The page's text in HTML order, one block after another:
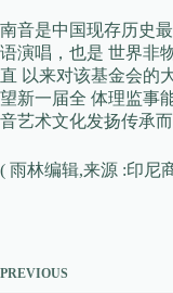
南音是中国现存历史
语演唱，也是 世界非
直 以来对该基金会的
望新一届全 体理监事
音艺术文化发扬传承而
( 雨林编辑,来源 :印尼
PREVIOUS